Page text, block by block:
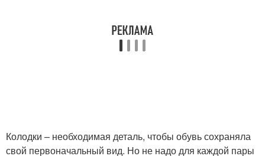
Колодки – необходимая деталь, чтобы обувь сохраняла
свой первоначальный вид. Но не надо для каждой пары